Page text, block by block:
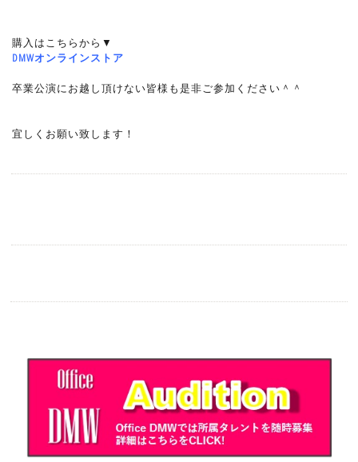
購入はこちらから▼
DMWオンラインストア
卒業公演にお越し頂けない皆様も是非ご参加ください＾＾
宜しくお願い致します！